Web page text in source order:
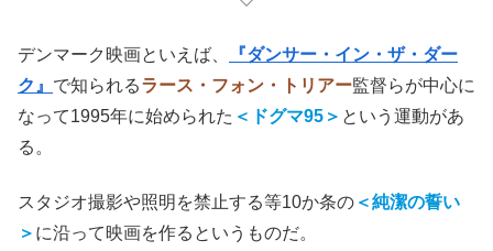
デンマーク映画といえば、
『ダンサー・イン・ザ・ダー
ク』 で知られるラース・フォン・トリアー監督らが中心に
なって1995年に始められた ＜ドグマ95＞ という運動があ
る。
スタジオ撮影や照明を禁止する等10か条の ＜純潔の誓い
＞ に沿って映画を作るというものだ。